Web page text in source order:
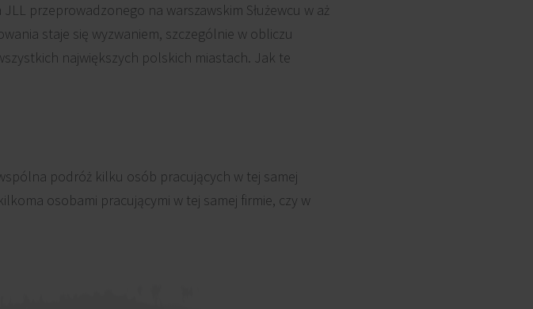
przeprowadzonego na warszawskim Służewcu w aż
staje się wyzwaniem, szczególnie w obliczu
największych polskich miastach. Jak te
podróż kilku osób pracujących w tej samej
osobami pracującymi w tej samej firmie, czy w